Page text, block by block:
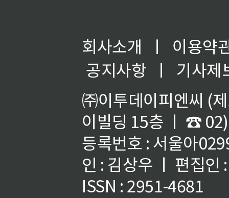
회사소개 ㅣ
이용약
공지사항
ㅣ
기사제
㈜이투데이피엔씨 (
이빌딩 15층 ㅣ ☎
등록번호 : 서울아
인 : 김상우 ㅣ 편집인
ISSN : 2951-4681